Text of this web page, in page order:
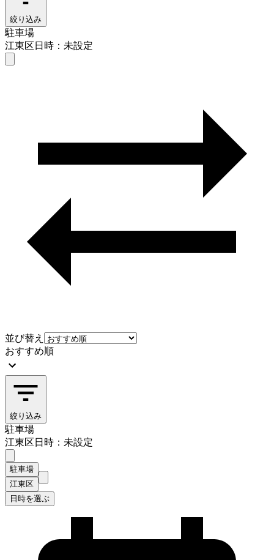
絞り込み
駐車場
江東区日時：未設定
並び替え
おすすめ順
絞り込み
駐車場
江東区日時：未設定
駐車場
江東区
日時を選ぶ